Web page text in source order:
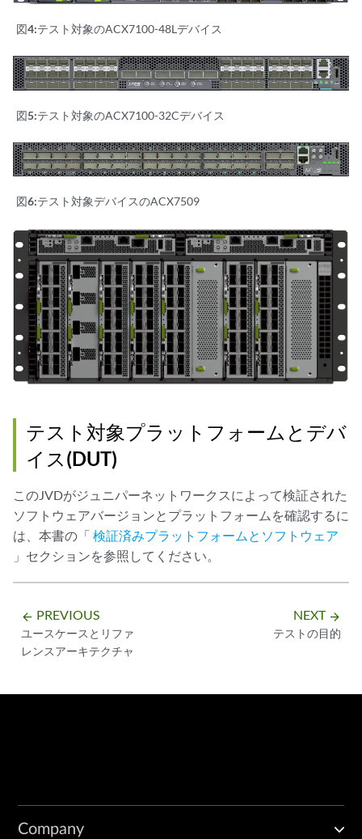
図4:テスト対象のACX7100-48Lデバイス
図5:テスト対象のACX7100-32Cデバイス
図6:テスト対象デバイスのACX7509
テスト対象プラットフォームとデバ
イス(DUT)
このJVDがジュニパーネットワークスによって検証された
ソフトウェアバージョンとプラットフォームを確認するに
は、本書の「 検証済みプラットフォームとソフトウェア
」セクションを参照してください。
arrow_backward PREVIOUS
ユースケースとリファ
レンスアーキテクチャ
NEXT arrow_forward
テストの目的
Company